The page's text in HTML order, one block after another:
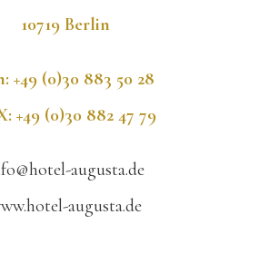
10719 Berlin
+49 (0)30 883 50 28
+49 (0)30 882 47 79
augusta.de
augusta.de